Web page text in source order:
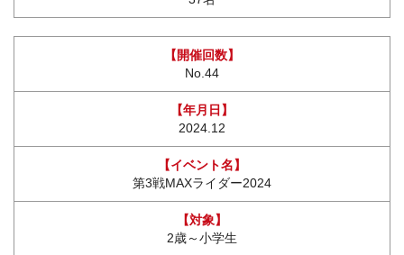
No.44
2024.12
第3戦MAXライダー2024
2歳～小学生